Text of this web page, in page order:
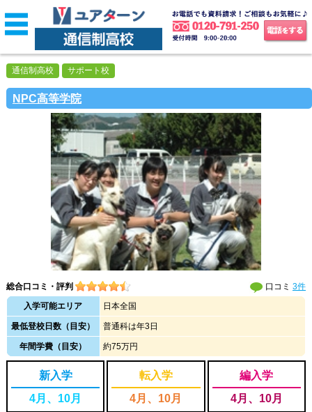
NPC高等学院
通信制高校 サポート校
総合口コミ・評判 口コミ3件
入学可能エリア
日本全国
最低登校日数（目安） 普通科は年3日
年間学費（目安） 約75万円
新入学
4月、10月
転入学
4月、10月
編入学
4月、10月